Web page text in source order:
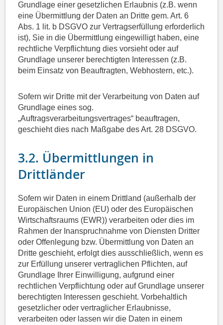
Grundlage einer gesetzlichen Erlaubnis (z.B. wenn
eine Übermittlung der Daten an Dritte gem. Art. 6
Abs. 1 lit. b DSGVO zur Vertragserfüllung erforderlich
ist), Sie in die Übermittlung eingewilligt haben, eine
rechtliche Verpflichtung dies vorsieht oder auf
Grundlage unserer berechtigten Interessen (z.B.
beim Einsatz von Beauftragten, Webhostern, etc.).
Sofern wir Dritte mit der Verarbeitung von Daten auf
Grundlage eines sog.
„Auftragsverarbeitungsvertrages“ beauftragen,
geschieht dies nach Maßgabe des Art. 28 DSGVO.
3.2. Übermittlungen in
Drittländer
Sofern wir Daten in einem Drittland (außerhalb der
Europäischen Union (EU) oder des Europäischen
Wirtschaftsraums (EWR)) verarbeiten oder dies im
Rahmen der Inanspruchnahme von Diensten Dritter
oder Offenlegung bzw. Übermittlung von Daten an
Dritte geschieht, erfolgt dies ausschließlich, wenn es
zur Erfüllung unserer vertraglichen Pflichten, auf
Grundlage Ihrer Einwilligung, aufgrund einer
rechtlichen Verpflichtung oder auf Grundlage unserer
berechtigten Interessen geschieht. Vorbehaltlich
gesetzlicher oder vertraglicher Erlaubnisse,
verarbeiten oder lassen wir die Daten in einem